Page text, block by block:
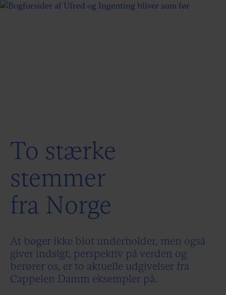
To stærke
stemmer
fra Norge
At bøger ikke blot underholder, men også
giver indsigt, perspektiv på verden og
berører os, er to aktuelle udgivelser fra
Cappelen Damm eksempler på.